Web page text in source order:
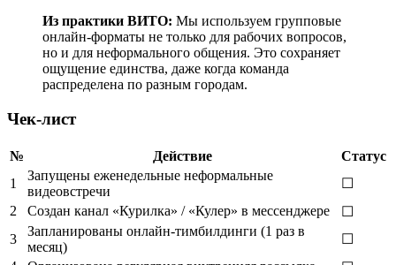
Из практики ВИТО: Мы используем групповые
онлайн-форматы не только для рабочих вопросов,
но и для неформального общения. Это сохраняет
ощущение единства, даже когда команда
распределена по разным городам.
Чек-лист
№ Действие
Статус
1
Запущены еженедельные неформальные
видеовстречи
☐
2
Создан канал «Курилка» / «Кулер» в мессенджере
☐
3
Запланированы онлайн-тимбилдинги (1 раз в
месяц)
☐